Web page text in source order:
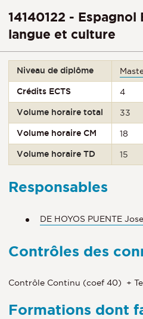
14140122 - Espagnol
langue et culture
Niveau de diplôme
Crédits ECTS 4
Volume horaire total 33
Volume horaire CM 18
Volume horaire TD 15
Responsables
DE HOYOS PUENTE Jose
Contrôles des
Contrôle Continu (coef 40) +
Formations dont